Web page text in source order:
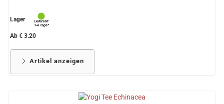
Lager
Ab € 3.20
Artikel anzeigen